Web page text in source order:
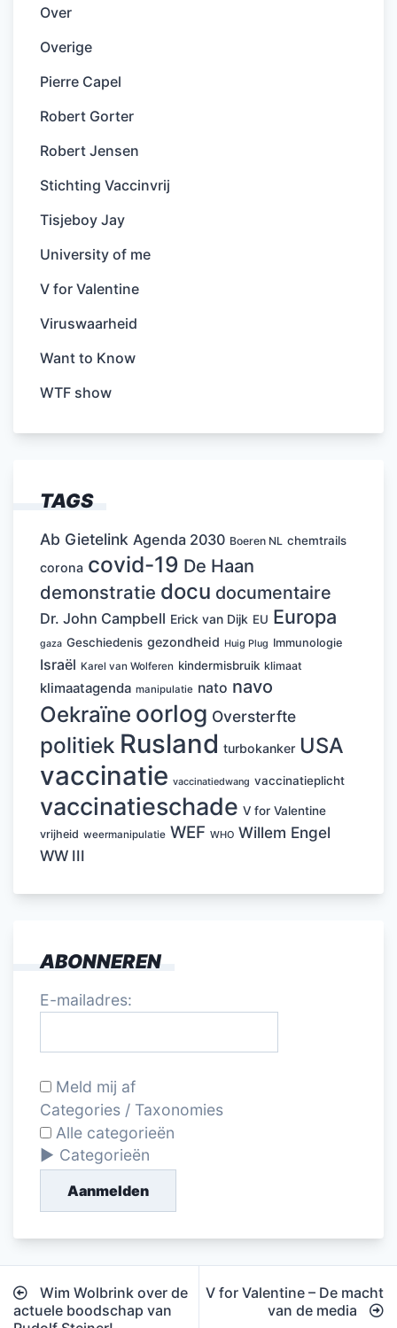
Over
Overige
Pierre Capel
Robert Gorter
Robert Jensen
Stichting Vaccinvrij
Tisjeboy Jay
University of me
V for Valentine
Viruswaarheid
Want to Know
WTF show
TAGS
Ab Gietelink Agenda 2030 Boeren NL chemtrails
corona covid-19 De Haan
demonstratie docu documentaire
Dr. John Campbell Erick van Dijk EU Europa
gaza Geschiedenis gezondheid Huig Plug Immunologie
Israël Karel van Wolferen kindermisbruik klimaat
klimaatagenda manipulatie nato navo
Oekraïne oorlog Oversterfte
politiek Rusland turbokanker USA
vaccinatie vaccinatiedwang vaccinatieplicht
vaccinatieschade V for Valentine
vrijheid weermanipulatie WEF WHO Willem Engel
WW III
ABONNEREN
E-mailadres:
Meld mij af
Categories / Taxonomies
Alle categorieën
Categorieën
Aanmelden
Bericht
navigatie
Wim Wolbrink over de
actuele boodschap van
V for Valentine – De macht
van de media